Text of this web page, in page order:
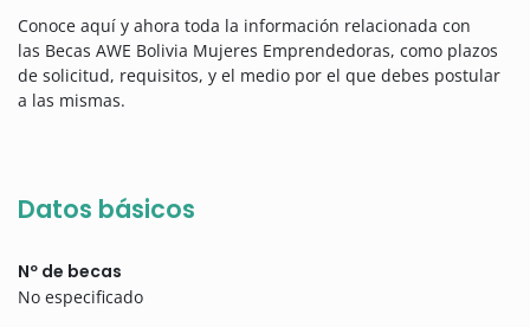
Conoce aquí y ahora toda la información relacionada con
las Becas AWE Bolivia Mujeres Emprendedoras, como plazos
de solicitud, requisitos, y el medio por el que debes postular
a las mismas.
Datos básicos
Nº de becas
No especificado